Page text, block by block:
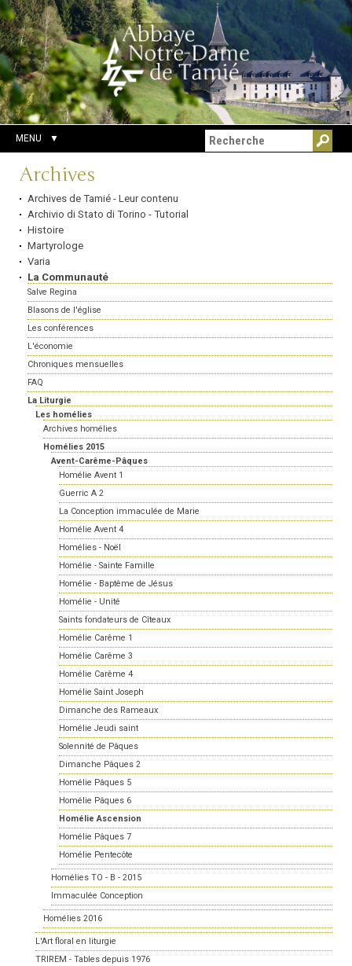
Aller
au
contenu.
|
Aller
à
la
navigation
Outils
personnels
Chercher par
Recherche
avancée…
MENU
Navigation
Archives
Archives de Tamié - Leur contenu
Archivio di Stato di Torino - Tutorial
Histoire
Martyrologe
Varia
La Communauté
Salve Regina
Blasons de l'église
Les conférences
L'économie
Chroniques mensuelles
FAQ
La Liturgie
Les homélies
Archives homélies
Homélies 2015
Avent-Carême-Pâques
Homélie Avent 1
Guerric A 2
La Conception immaculée de Marie
Homélie Avent 4
Homélies - Noël
Homélie - Sainte Famille
Homélie - Baptême de Jésus
Homélie - Unité
Saints fondateurs de Cîteaux
Homélie Carême 1
Homélie Carême 3
Homélie Carême 4
Homélie Saint Joseph
Dimanche des Rameaux
Homélie Jeudi saint
Solennité de Pâques
Dimanche Pâques 2
Homélie Pâques 5
Homélie Pâques 6
Homélie Ascension
Homélie Pâques 7
Homélie Pentecôte
Homélies TO - B - 2015
Immaculée Conception
Homélies 2016
L'Art floral en liturgie
TRIREM - Tables depuis 1976